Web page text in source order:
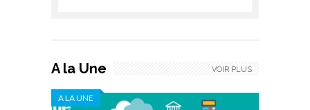
A la Une
A LA UNE
VOIR PLUS